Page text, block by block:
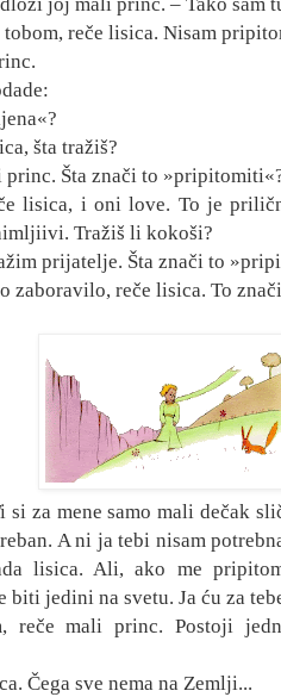
reče lisica. Nisam
šta tražiš?
princ. Šta znači to
lisica, i oni love. To je
Tražiš li kokoši?
prijatelje. Šta znači to
zaboravilo, reče lisica. To
si za mene samo mali dečak
A ni ja tebi nisam
lisica. Ali, ako me
biti jedini na svetu. Ja ću za
, reče mali princ. Postoji
. Čega sve nema na Zemlji...